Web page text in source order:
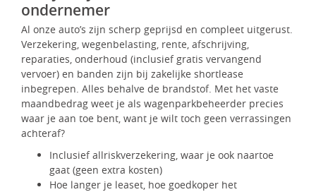
ondernemer
Al onze auto’s zijn scherp geprijsd en compleet uitgerust.
Verzekering, wegenbelasting, rente, afschrijving,
reparaties, onderhoud (inclusief gratis vervangend
vervoer) en banden zijn bij zakelijke shortlease
inbegrepen. Alles behalve de brandstof. Met het vaste
maandbedrag weet je als wagenparkbeheerder precies
waar je aan toe bent, want je wilt toch geen verrassingen
achteraf?
Inclusief allriskverzekering, waar je ook naartoe
gaat (geen extra kosten)
Hoe langer je leaset, hoe goedkoper het